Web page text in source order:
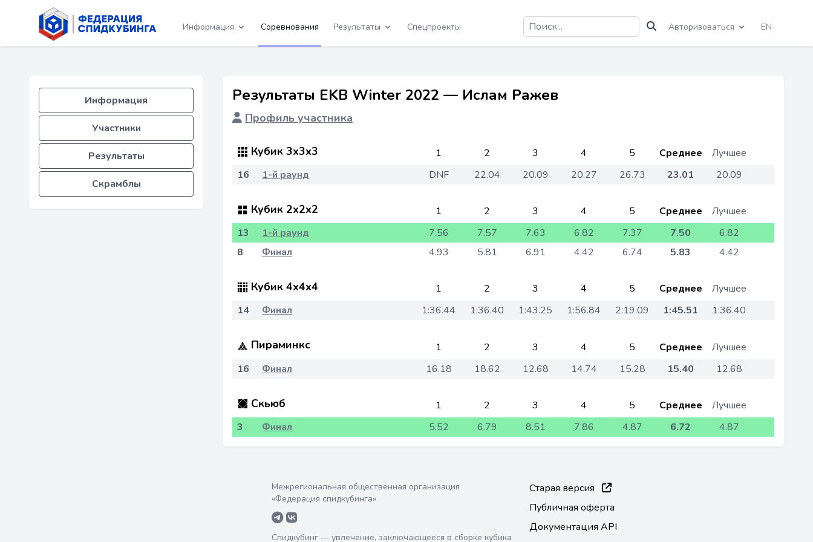
Информация Соревнования Результаты Спецпроекты Авторизоваться EN
Информация
Участники
Результаты
Скрамблы
Результаты EKB Winter 2022 — Ислам Ражев
Профиль участника
Кубик 3x3x3 1 2 3 4 5 Среднее
Лучшее
16
1-й раунд DNF 22.04 20.09 20.27 26.73 23.01 20.09
Кубик 2x2x2 1 2 3 4 5 Среднее
Лучшее
13
1-й раунд 7.56 7.57 7.63 6.82 7.37 7.50
6.82
8
Финал 4.93 5.81 6.91 4.42 6.74 5.83 4.42
Кубик 4x4x4 1 2 3 4 5 Среднее
Лучшее
14
Финал 1:36.44 1:36.40 1:43.25 1:56.84 2:19.09 1:45.51 1:36.40
Пираминкс 1 2 3 4 5 Среднее
Лучшее
16
Финал 16.18 18.62 12.68 14.74 15.28 15.40 12.68
Скьюб 1 2 3 4 5 Среднее
Лучшее
3
Финал 5.52 6.79 8.51 7.86 4.87 6.72 4.87
Межрегиональная общественная организация
«Федерация спидкубинга»
Спидкубинг — увлечение, заключающееся в сборке кубика
Старая версия
Публичная оферта
Документация API